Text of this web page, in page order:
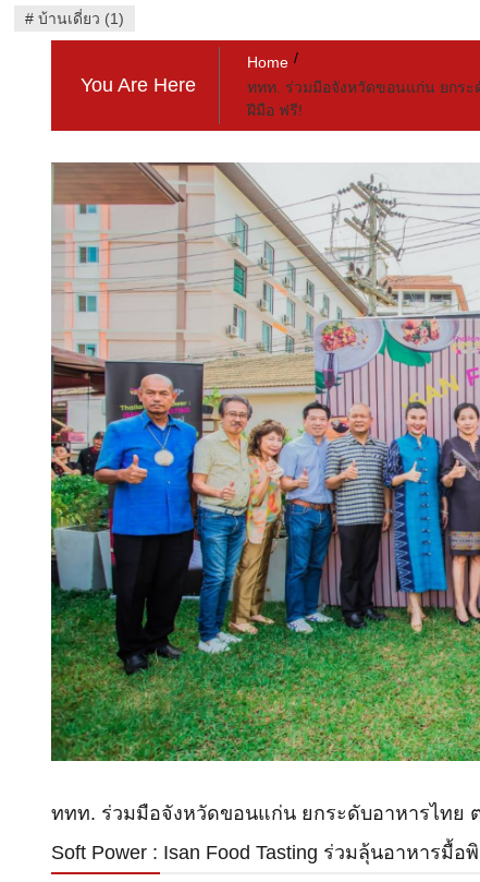
# บ้านเดี่ยว (1)
You Are Here
Home
ททท. ร่วมมือจังหวัดขอนแก่น ยกระ
ฝีมือ ฟรี!
ททท. ร่วมมือจังหวัดขอนแก่น ยกระดับอาหารไทย
Soft Power : Isan Food Tasting ร่วมลุ้นอาหารมื้